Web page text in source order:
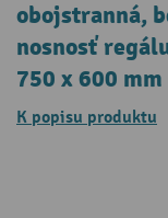
obojstranná,
nosnosť
750 x 600 mm
K popisu produktu